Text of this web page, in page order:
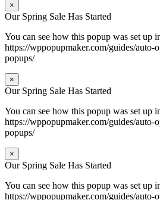
×
Our Spring Sale Has Started
You can see how this popup was set up
https://wppopupmaker.com/guides/auto-
popups/
×
Our Spring Sale Has Started
You can see how this popup was set up
https://wppopupmaker.com/guides/auto-
popups/
×
Our Spring Sale Has Started
You can see how this popup was set up
https://wppopupmaker.com/guides/auto-